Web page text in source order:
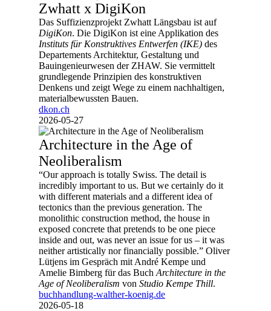
Zwhatt x DigiKon
Das Suffizienzprojekt Zwhatt Längsbau ist auf
DigiKon. Die DigiKon ist eine Applikation des
Instituts für Konstruktives Entwerfen (IKE) des
Departements Architektur, Gestaltung und
Bauingenieurwesen der ZHAW. Sie vermittelt
grundlegende Prinzipien des konstruktiven
Denkens und zeigt Wege zu einem nachhaltigen,
materialbewussten Bauen.
dkon.ch
2026-05-27
Architecture in the Age of
Neoliberalism
“Our approach is totally Swiss. The detail is
incredibly important to us. But we certainly do it
with different materials and a different idea of
tectonics than the previous generation. The
monolithic construction method, the house in
exposed concrete that pretends to be one piece
inside and out, was never an issue for us – it was
neither artistically nor financially possible.” Oliver
Lütjens im Gespräch mit André Kempe und
Amelie Bimberg für das Buch Architecture in the
Age of Neoliberalism von Studio Kempe Thill.
buchhandlung-walther-koenig.de
2026-05-18